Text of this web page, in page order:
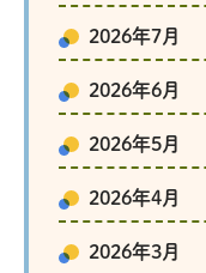
2026年7月
2026年6月
2026年5月
2026年4月
2026年3月